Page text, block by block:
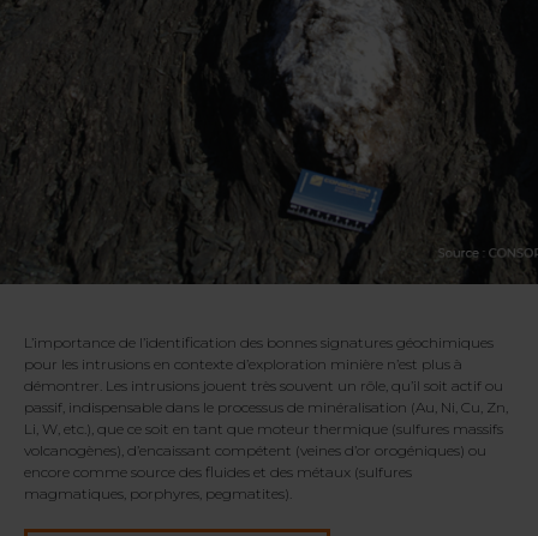
L’importance de l’identification des bonnes signatures géochimiques
pour les intrusions en contexte d’exploration minière n’est plus à
démontrer. Les intrusions jouent très souvent un rôle, qu’il soit actif ou
passif, indispensable dans le processus de minéralisation (Au, Ni, Cu, Zn,
Li, W, etc.), que ce soit en tant que moteur thermique (sulfures massifs
volcanogènes), d’encaissant compétent (veines d’or orogéniques) ou
encore comme source des fluides et des métaux (sulfures
magmatiques, porphyres, pegmatites).